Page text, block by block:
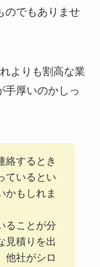
のでもありませ
よりも割高な業
手厚いのかしっ
絡するとき
ているとい
かもしれま
ることが分
見積りを出
他社がシロ